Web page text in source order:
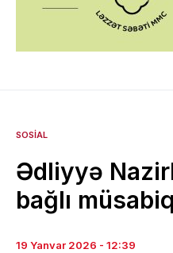
SOSIAL
Ədliyyə
bağlı
19 Yanvar 2026 - 12:39